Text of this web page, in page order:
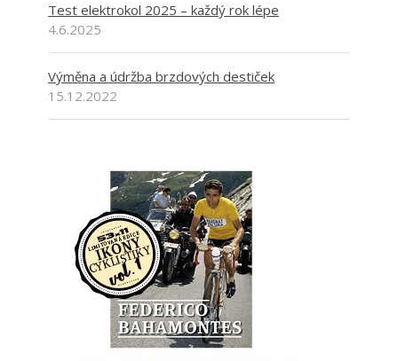
Test elektrokol 2025 – každý rok lépe
4.6.2025
Výměna a údržba brzdových destiček
15.12.2022